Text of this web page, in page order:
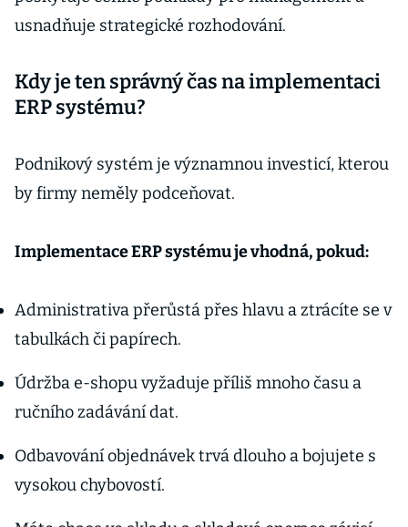
usnadňuje strategické rozhodování.
Kdy je ten správný čas na implementaci
ERP systému?
Podnikový systém je významnou investicí, kterou
by firmy neměly podceňovat.
Implementace ERP systému je vhodná, pokud:
Administrativa přerůstá přes hlavu a ztrácíte se v
tabulkách či papírech.
Údržba e-shopu vyžaduje příliš mnoho času a
ručního zadávání dat.
Odbavování objednávek trvá dlouho a bojujete s
vysokou chybovostí.